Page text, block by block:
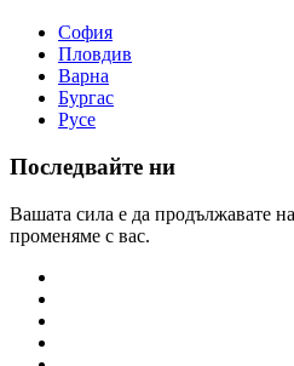
София
Пловдив
Варна
Бургас
Русе
Последвайте ни
Вашата сила е да продължавате
променяме с вас.